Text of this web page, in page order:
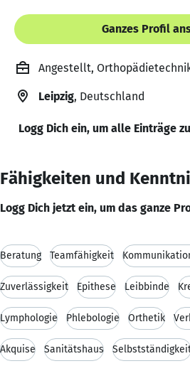
Ganzes Profil
Angestellt,
Leipzig, Deutschland
Logg Dich ein, um alle Einträge
Fähigkeiten und
Logg Dich jetzt ein, um das ganze
Beratung Teamfähigkeit
Zuverlässigkeit Epithese Leibbinde
Lymphologie Phlebologie Orthetik
Akquise Sanitätshaus